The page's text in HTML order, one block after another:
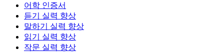
어학 인증서
듣기 실력 향상
말하기 실력 향상
읽기 실력 향상
작문 실력 향상